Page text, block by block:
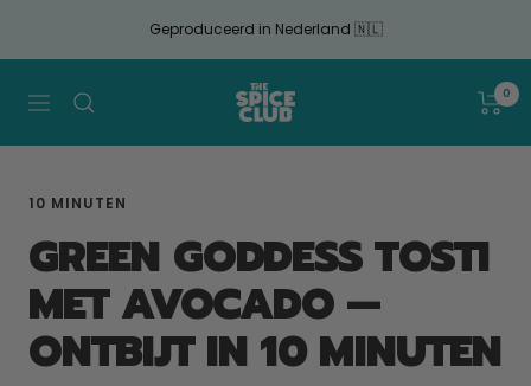
artikel
Geproduceerd in Nederland 🇳🇱
Navigatie
The
Spice
Club
0
10 MINUTEN
GREEN GODDESS TOSTI
MET AVOCADO —
ONTBIJT IN 10 MINUTEN